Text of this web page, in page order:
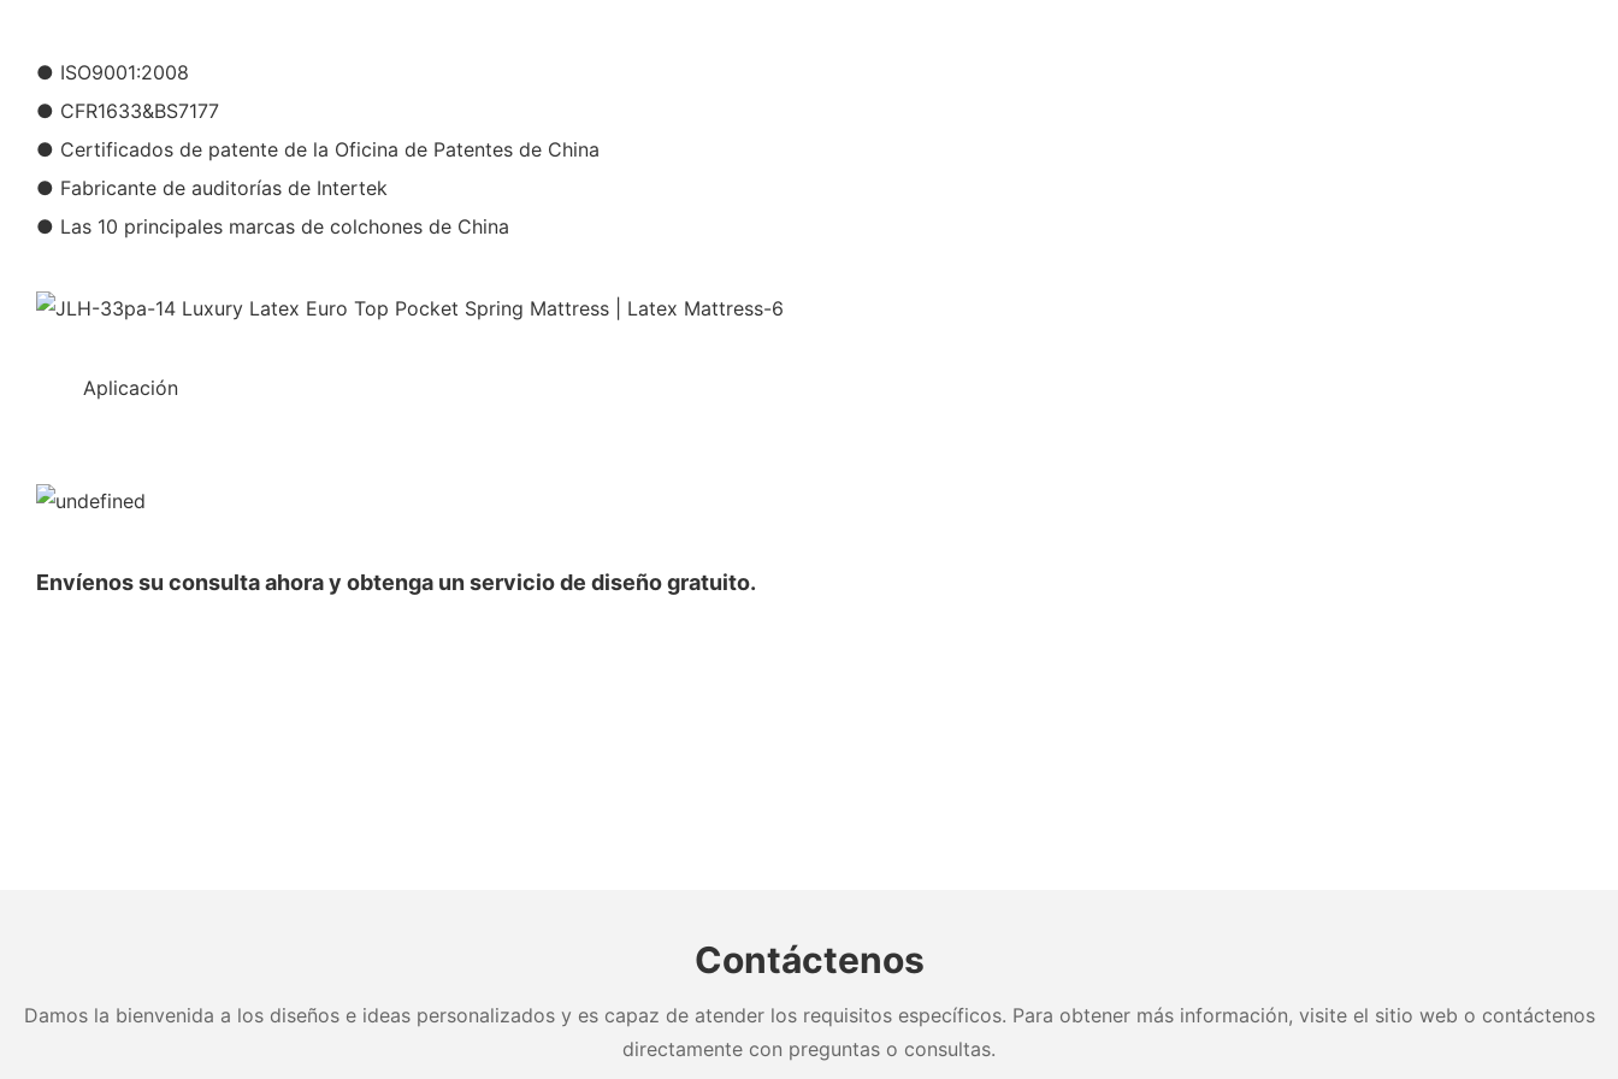
● ISO9001:2008
● CFR1633&BS7177
● Certificados de patente de la Oficina de Patentes de China
● Fabricante de auditorías de Intertek
● Las 10 principales marcas de colchones de China
Aplicación
Envíenos su consulta ahora y obtenga un servicio de diseño gratuito.
Contáctenos
Damos la bienvenida a los diseños e ideas personalizados y es capaz de atender los requisitos específicos. Para obtener más información, visite el sitio web o contáctenos
directamente con preguntas o consultas.